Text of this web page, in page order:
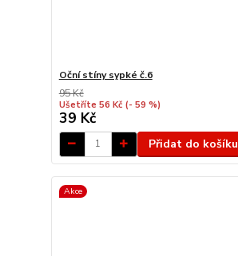
Oční stíny sypké č.6
95 Kč
Ušetříte 56 Kč (- 59 %)
39 Kč
Přidat do košíku
Akce